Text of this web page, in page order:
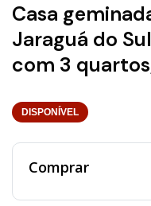
Casa
Jaraguá do
com 3
DISPONÍVEL
Comprar